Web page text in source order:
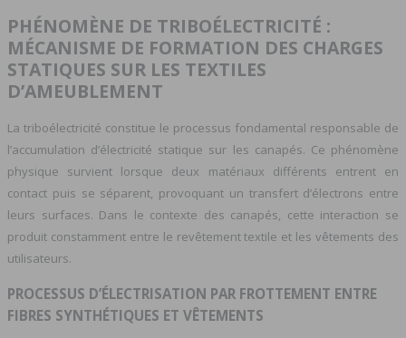
PHÉNOMÈNE DE TRIBOÉLECTRICITÉ :
MÉCANISME DE FORMATION DES CHARGES
STATIQUES SUR LES TEXTILES
D’AMEUBLEMENT
La triboélectricité constitue le processus fondamental responsable de
l’accumulation d’électricité statique sur les canapés. Ce phénomène
physique survient lorsque deux matériaux différents entrent en
contact puis se séparent, provoquant un transfert d’électrons entre
leurs surfaces. Dans le contexte des canapés, cette interaction se
produit constamment entre le revêtement textile et les vêtements des
utilisateurs.
PROCESSUS D’ÉLECTRISATION PAR FROTTEMENT ENTRE
FIBRES SYNTHÉTIQUES ET VÊTEMENTS